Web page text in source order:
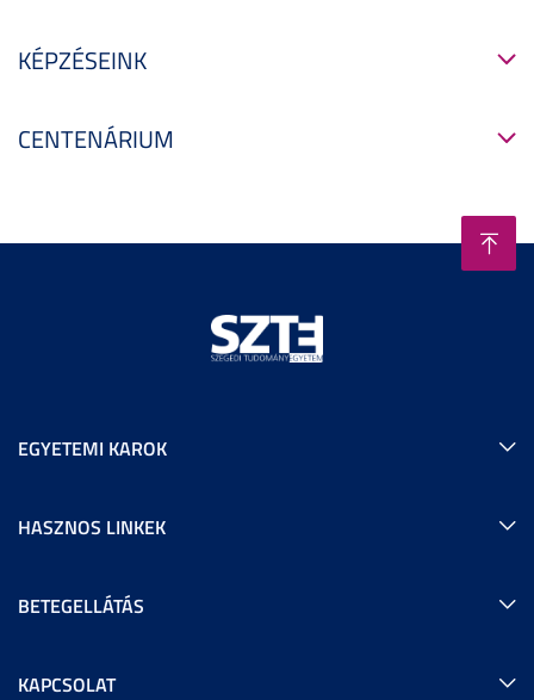
KÉPZÉSEINK
CENTENÁRIUM
EGYETEMI KAROK
HASZNOS LINKEK
BETEGELLÁTÁS
KAPCSOLAT